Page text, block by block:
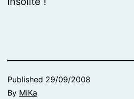
Published 29/09/2008
By MiKa